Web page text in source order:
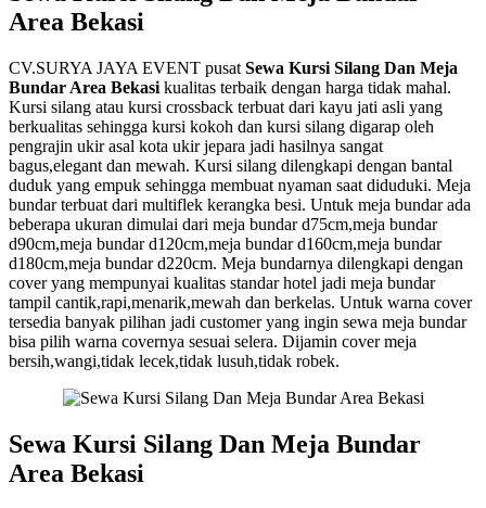
Bundar
Area
Bekasi
Area Bekasi
CV.SURYA JAYA EVENT pusat Sewa Kursi Silang Dan Meja
Bundar Area Bekasi kualitas terbaik dengan harga tidak mahal.
Kursi silang atau kursi crossback terbuat dari kayu jati asli yang
berkualitas sehingga kursi kokoh dan kursi silang digarap oleh
pengrajin ukir asal kota ukir jepara jadi hasilnya sangat
bagus,elegant dan mewah. Kursi silang dilengkapi dengan bantal
duduk yang empuk sehingga membuat nyaman saat diduduki. Meja
bundar terbuat dari multiflek kerangka besi. Untuk meja bundar ada
beberapa ukuran dimulai dari meja bundar d75cm,meja bundar
d90cm,meja bundar d120cm,meja bundar d160cm,meja bundar
d180cm,meja bundar d220cm. Meja bundarnya dilengkapi dengan
cover yang mempunyai kualitas standar hotel jadi meja bundar
tampil cantik,rapi,menarik,mewah dan berkelas. Untuk warna cover
tersedia banyak pilihan jadi customer yang ingin sewa meja bundar
bisa pilih warna covernya sesuai selera. Dijamin cover meja
bersih,wangi,tidak lecek,tidak lusuh,tidak robek.
Sewa Kursi Silang Dan Meja Bundar
Area Bekasi